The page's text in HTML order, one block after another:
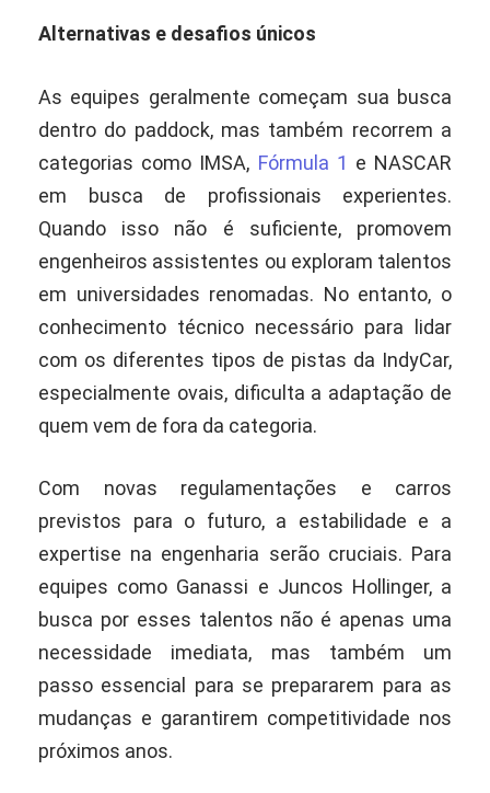
Alternativas e desafios únicos
As equipes geralmente começam sua busca
dentro do paddock, mas também recorrem a
categorias como IMSA, Fórmula 1 e NASCAR
em busca de profissionais experientes.
Quando isso não é suficiente, promovem
engenheiros assistentes ou exploram talentos
em universidades renomadas. No entanto, o
conhecimento técnico necessário para lidar
com os diferentes tipos de pistas da IndyCar,
especialmente ovais, dificulta a adaptação de
quem vem de fora da categoria.
Com novas regulamentações e carros
previstos para o futuro, a estabilidade e a
expertise na engenharia serão cruciais. Para
equipes como Ganassi e Juncos Hollinger, a
busca por esses talentos não é apenas uma
necessidade imediata, mas também um
passo essencial para se prepararem para as
mudanças e garantirem competitividade nos
próximos anos.